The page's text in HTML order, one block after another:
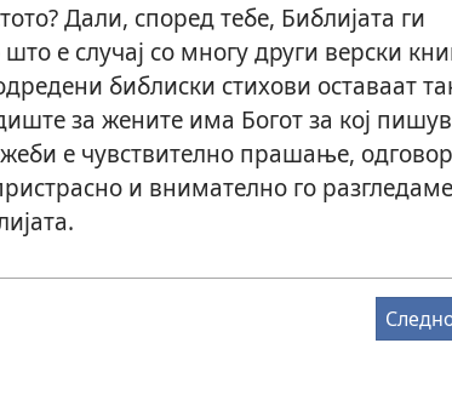
Дали, според тебе, Библијата ги
е случај со многу други верски
библиски стихови оставаат
за жените има Богот за кој
е чувствително прашање,
и внимателно го